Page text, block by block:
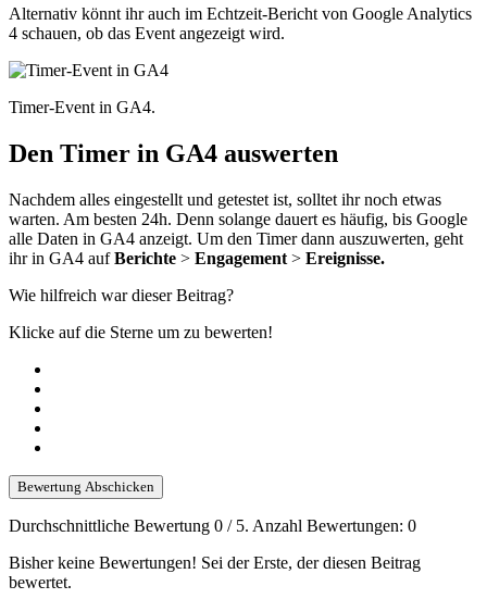
Alternativ könnt ihr auch im Echtzeit-Bericht von Google Analytics
4 schauen, ob das Event angezeigt wird.
Timer-Event in GA4.
Den Timer in GA4 auswerten
Nachdem alles eingestellt und getestet ist, solltet ihr noch etwas
warten. Am besten 24h. Denn solange dauert es häufig, bis Google
alle Daten in GA4 anzeigt. Um den Timer dann auszuwerten, geht
ihr in GA4 aufBerichte > Engagement > Ereignisse.
Wie hilfreich war dieser Beitrag?
Klicke auf die Sterne um zu bewerten!
Bewertung Abschicken
Durchschnittliche Bewertung 0 / 5. Anzahl Bewertungen: 0
Bisher keine Bewertungen! Sei der Erste, der diesen Beitrag
bewertet.